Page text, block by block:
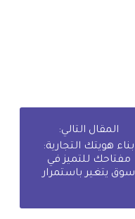
المقال التالي:
بناء هويتك التجارية:
مفتاحك للتميز في
سوق يتغير باستمرار